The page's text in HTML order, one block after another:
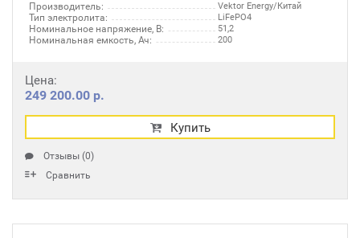
Производитель: Vektor Energy/Китай
Тип электролита: LiFePO4
Номинальное напряжение, В: 51,2
Номинальная емкость, Ач: 200
Цена:
249 200.00 р.
Купить
Отзывы (0)
Сравнить